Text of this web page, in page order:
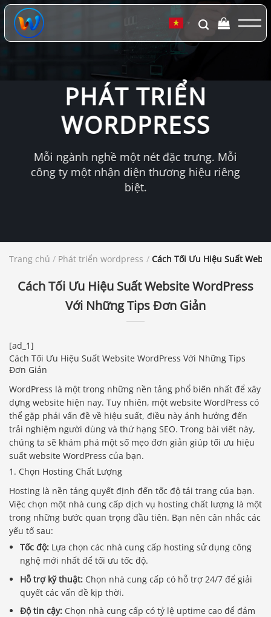
Chuyển
đến
dung
▼
PHÁT TRIỂN
WORDPRESS
Mỗi ngành nghề một nét đặc trưng. Mỗi
công ty một nhận diện thương hiệu riêng
biệt.
Trang chủ / Phát triển wordpress / Cách Tối Ưu Hiệu Suất
Cách Tối Ưu Hiệu Suất Website WordPress
Với Những Tips Đơn Giản
[ad_1]
Cách Tối Ưu Hiệu Suất Website WordPress Với Những Tips
Đơn Giản
WordPress là một trong những nền tảng phổ biến nhất để xây
dựng website hiện nay. Tuy nhiên, một website WordPress có
thể gặp phải vấn đề về hiệu suất, điều này ảnh hưởng đến
trải nghiệm người dùng và thứ hạng SEO. Trong bài viết này,
chúng ta sẽ khám phá một số mẹo đơn giản giúp tối ưu hiệu
suất website WordPress của bạn.
1. Chọn Hosting Chất Lượng
Hosting là nền tảng quyết định đến tốc độ tải trang của bạn.
Việc chọn một nhà cung cấp dịch vụ hosting chất lượng là một
trong những bước quan trọng đầu tiên. Bạn nên cân nhắc các
yếu tố sau:
Tốc độ: Lựa chọn các nhà cung cấp hosting sử dụng công
nghệ mới nhất để tối ưu tốc độ.
Hỗ trợ kỹ thuật: Chọn nhà cung cấp có hỗ trợ 24/7 để giải
quyết các vấn đề kịp thời.
Độ tin cậy: Chọn nhà cung cấp có tỷ lệ uptime cao để đảm